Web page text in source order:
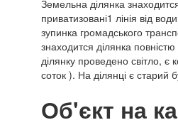
Земельна ділянка
приватизовані1 лінія від
зупинка громадського
знаходится ділянка
ділянку проведено світло,
соток ). На ділянці є старий
Об'єкт на